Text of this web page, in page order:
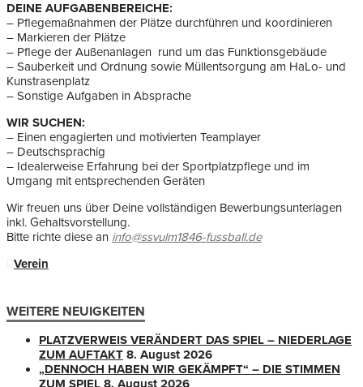
DEINE AUFGABENBEREICHE:
– Pflegemaßnahmen der Plätze durchführen und koordinieren
– Markieren der Plätze
– Pflege der Außenanlagen rund um das Funktionsgebäude
– Sauberkeit und Ordnung sowie Müllentsorgung am HaLo- und
Kunstrasenplatz
– Sonstige Aufgaben in Absprache
WIR SUCHEN:
– Einen engagierten und motivierten Teamplayer
– Deutschsprachig
– Idealerweise Erfahrung bei der Sportplatzpflege und im
Umgang mit entsprechenden Geräten
Wir freuen uns über Deine vollständigen Bewerbungsunterlagen
inkl. Gehaltsvorstellung.
Bitte richte diese an info@ssvulm1846-fussball.de
Verein
WEITERE NEUIGKEITEN
PLATZVERWEIS VERÄNDERT DAS SPIEL – NIEDERLAGE
ZUM AUFTAKT 8. August 2026
„DENNOCH HABEN WIR GEKÄMPFT“ – DIE STIMMEN
ZUM SPIEL 8. August 2026